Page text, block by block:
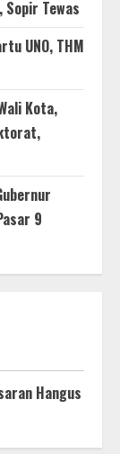
Tewas
UNO, THM
Kota,
9
Hangus